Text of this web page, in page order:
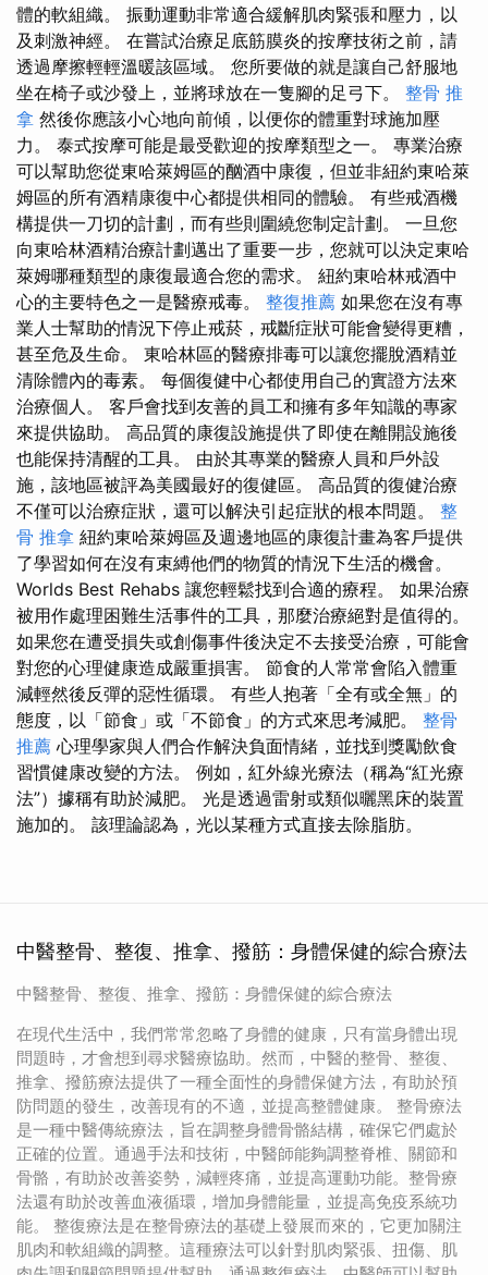
體的軟組織。 振動運動非常適合緩解肌肉緊張和壓力，以
及刺激神經。 在嘗試治療足底筋膜炎的按摩技術之前，請
透過摩擦輕輕溫暖該區域。 您所要做的就是讓自己舒服地
坐在椅子或沙發上，並將球放在一隻腳的足弓下。 整骨 推
拿 然後你應該小心地向前傾，以便你的體重對球施加壓
力。 泰式按摩可能是最受歡迎的按摩類型之一。 專業治療
可以幫助您從東哈萊姆區的酗酒中康復，但並非紐約東哈萊
姆區的所有酒精康復中心都提供相同的體驗。 有些戒酒機
構提供一刀切的計劃，而有些則圍繞您制定計劃。 一旦您
向東哈林酒精治療計劃邁出了重要一步，您就可以決定東哈
萊姆哪種類型的康復最適合您的需求。 紐約東哈林戒酒中
心的主要特色之一是醫療戒毒。 整復推薦 如果您在沒有專
業人士幫助的情況下停止戒菸，戒斷症狀可能會變得更糟，
甚至危及生命。 東哈林區的醫療排毒可以讓您擺脫酒精並
清除體內的毒素。 每個復健中心都使用自己的實證方法來
治療個人。 客戶會找到友善的員工和擁有多年知識的專家
來提供協助。 高品質的康復設施提供了即使在離開設施後
也能保持清醒的工具。 由於其專業的醫療人員和戶外設
施，該地區被評為美國最好的復健區。 高品質的復健治療
不僅可以治療症狀，還可以解決引起症狀的根本問題。 整
骨 推拿 紐約東哈萊姆區及週邊地區的康復計畫為客戶提供
了學習如何在沒有束縛他們的物質的情況下生活的機會。
Worlds Best Rehabs 讓您輕鬆找到合適的療程。 如果治療
被用作處理困難生活事件的工具，那麼治療絕對是值得的。
如果您在遭受損失或創傷事件後決定不去接受治療，可能會
對您的心理健康造成嚴重損害。 節食的人常常會陷入體重
減輕然後反彈的惡性循環。 有些人抱著「全有或全無」的
態度，以「節食」或「不節食」的方式來思考減肥。 整骨
推薦 心理學家與人們合作解決負面情緒，並找到獎勵飲食
習慣健康改變的方法。 例如，紅外線光療法（稱為“紅光療
法”）據稱有助於減肥。 光是透過雷射或類似曬黑床的裝置
施加的。 該理論認為，光以某種方式直接去除脂肪。
中醫整骨、整復、推拿、撥筋：身體保健的綜合療法
中醫整骨、整復、推拿、撥筋：身體保健的綜合療法
在現代生活中，我們常常忽略了身體的健康，只有當身體出現
問題時，才會想到尋求醫療協助。然而，中醫的整骨、整復、
推拿、撥筋療法提供了一種全面性的身體保健方法，有助於預
防問題的發生，改善現有的不適，並提高整體健康。 整骨療法
是一種中醫傳統療法，旨在調整身體骨骼結構，確保它們處於
正確的位置。通過手法和技術，中醫師能夠調整脊椎、關節和
骨骼，有助於改善姿勢，減輕疼痛，並提高運動功能。整骨療
法還有助於改善血液循環，增加身體能量，並提高免疫系統功
能。 整復療法是在整骨療法的基礎上發展而來的，它更加關注
肌肉和軟組織的調整。這種療法可以針對肌肉緊張、扭傷、肌